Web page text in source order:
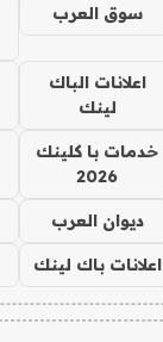
سوق العرب
اعلانات الباك
لينك
خدمات با كلينك
2026
ديوان العرب
اعلانات باك لينك